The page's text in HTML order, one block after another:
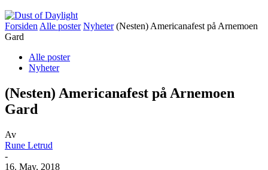
Forsiden Alle poster Nyheter (Nesten) Americanafest på Arnemoen
Gard
Alle poster
Nyheter
(Nesten) Americanafest på Arnemoen
Gard
Av
Rune Letrud
-
16. May, 2018